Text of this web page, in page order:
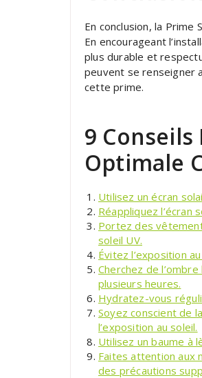
En conclusion, la Prime
En encourageant
plus durable et
peuvent se renseigner
cette prime.
9
Optimale
Utilisez un écran
Réappliquez
Portez des
soleil UV.
Évitez l’exposition
Cherchez de
plusieurs heures.
Hydratez-vous
Soyez conscient de
l’exposition au soleil.
Utilisez un baume à
Faites attention aux
des précautions